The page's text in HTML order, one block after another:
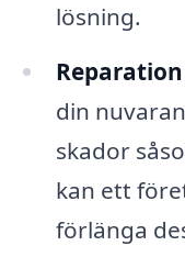
lösning.
din
skador
kan ett
förlänga